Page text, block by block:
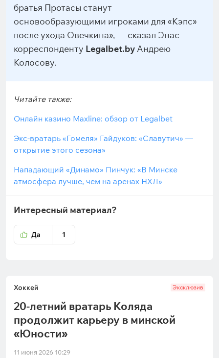
братья Протасы станут
основообразующими игроками для «Кэпс»
после ухода Овечкина», — сказал Энас
корреспонденту Legalbet.byАндрею
Колосову.
Читайте также:
Онлайн казино Maxline: обзор от Legalbet
Экс-вратарь «Гомеля» Гайдуков: «Славутич» —
открытие этого сезона»
Нападающий «Динамо» Пинчук: «В Минске
атмосфера лучше, чем на аренах НХЛ»
Интересный материал?
Да 1
Хоккей Эксклюзив
20-летний вратарь Коляда
продолжит карьеру в минской
«Юности»
11 июня 2026 10:29